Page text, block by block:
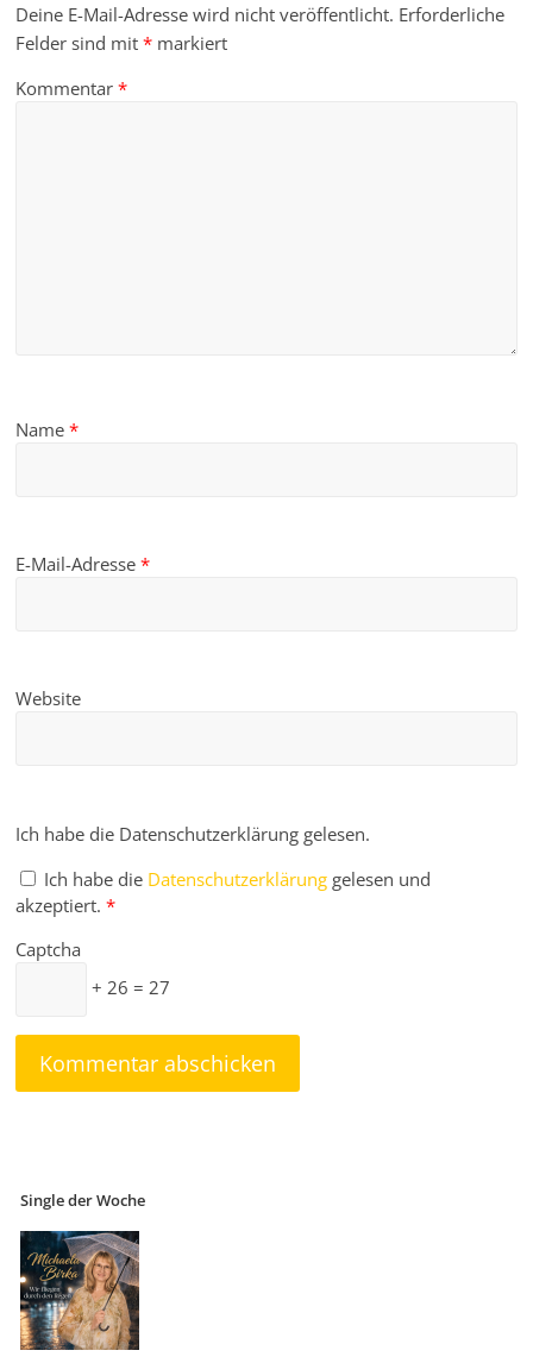
Deine E-Mail-Adresse wird nicht veröffentlicht. Erforderliche
Felder sind mit* markiert
Kommentar*
Name*
E-Mail-Adresse*
Website
Ich habe die Datenschutzerklärung gelesen.
Ich habe die Datenschutzerklärung gelesen und
akzeptiert. *
Captcha
+ 26 = 27
Single der Woche